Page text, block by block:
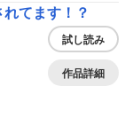
てます！？
試し読み
作品詳細